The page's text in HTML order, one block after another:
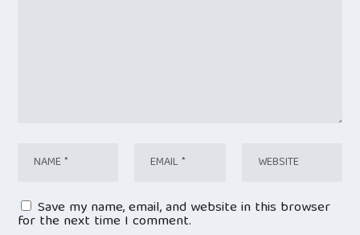
Save my name, email, and website in this browser
for the next time I comment.